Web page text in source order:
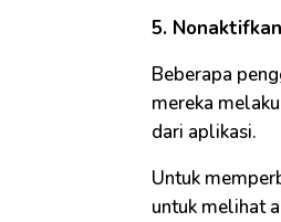
5.
Beberapa
mereka
dari aplikasi.
Untuk
untuk melihat